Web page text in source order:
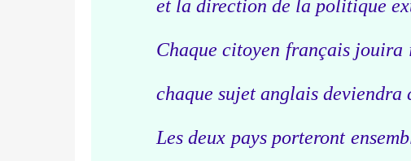
et la direction de la politique
Chaque citoyen français
chaque sujet anglais deviendra
Les deux pays porteront